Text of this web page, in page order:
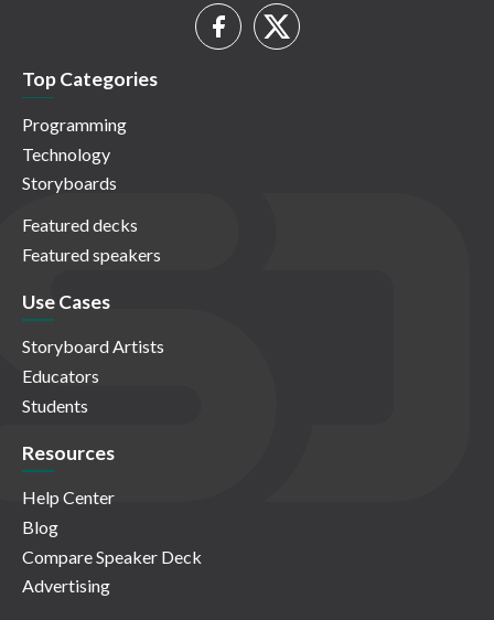
Top Categories
Programming
Technology
Storyboards
Featured decks
Featured speakers
Use Cases
Storyboard Artists
Educators
Students
Resources
Help Center
Blog
Compare Speaker Deck
Advertising